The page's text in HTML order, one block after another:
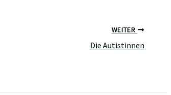
WEITER
Die Autistinnen